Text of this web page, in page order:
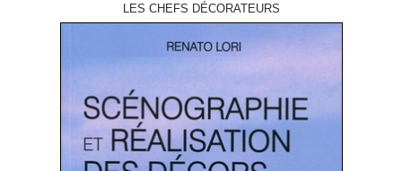
LES CHEFS DÉCORATEURS